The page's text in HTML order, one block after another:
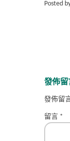
Posted
發佈留
發佈留
留言 *